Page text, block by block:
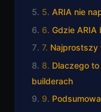
ARIA nie
Gdzie
Najprostszy
Dlaczego
builderach